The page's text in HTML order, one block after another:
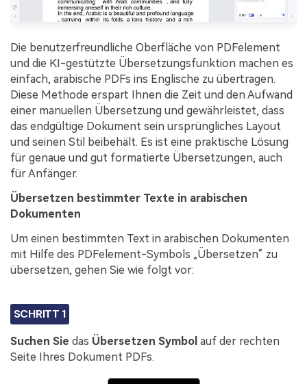
Die benutzerfreundliche Oberfläche von PDFelement
und die KI-gestützte Übersetzungsfunktion machen es
einfach, arabische PDFs ins Englische zu übertragen.
Diese Methode erspart Ihnen die Zeit und den Aufwand
einer manuellen Übersetzung und gewährleistet, dass
das endgültige Dokument sein ursprüngliches Layout
und seinen Stil beibehält. Es ist eine praktische Lösung
für genaue und gut formatierte Übersetzungen, auch
für Anfänger.
Übersetzen bestimmter Texte in arabischen
Dokumenten
Um einen bestimmten Text in arabischen Dokumenten
mit Hilfe des PDFelement-Symbols „Übersetzen“ zu
übersetzen, gehen Sie wie folgt vor:
SCHRITT 1
Suchen Sie das Übersetzen Symbol auf der rechten
Seite Ihres Dokument PDFs.